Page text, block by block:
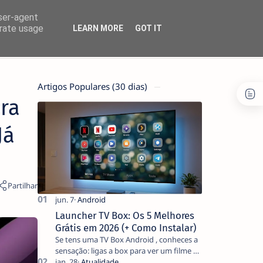
Artigos Populares (30 dias)
Launcher TV Box: Os 5 Melhores
Grátis em 2026 (+ Como Instalar)
Se tens uma TV Box Android , conheces a
sensação: ligas a box para ver um filme e
agent
usage
LEARN MORE GOT IT